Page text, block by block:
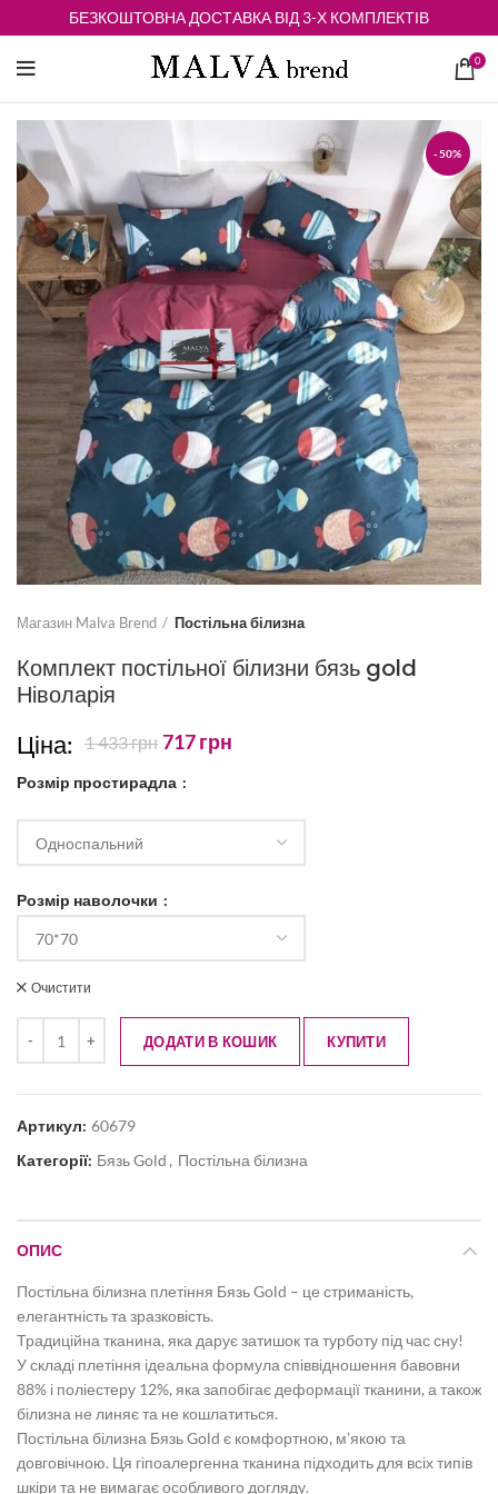
БЕЗКОШТОВНА ДОСТАВКА ВІД 3-Х КОМПЛЕКТІВ
0
-50%
Магазин Malva Brend Постільна білизна
Комплект постільної білизни бязь gold
Ніволарія
Ціна: 1 433грн 717грн
Розмір простирадла
Розмір наволочки
Очистити
ДОДАТИ В КОШИК КУПИТИ
Артикул: 60679
Категорії: Бязь Gold , Постільна білизна
ОПИС
Постільна білизна плетіння Бязь Gold – це стриманість,
елегантність та зразковість.
Традиційна тканина, яка дарує затишок та турботу під час сну!
У складі плетіння ідеальна формула співвідношення бавовни
88% і поліестеру 12%, яка запобігає деформації тканини, а також
білизна не линяє та не кошлатиться.
Постільна білизна Бязь Gold є комфортною, м’якою та
довговічною. Ця гіпоалергенна тканина підходить для всіх типів
шкіри та не вимагає особливого догляду.